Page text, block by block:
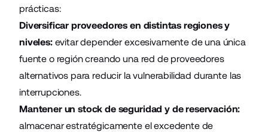
prácticas:
Diversificar proveedores en distintas regiones y
niveles:evitar depender excesivamente de una única
fuente o región creando una red de proveedores
alternativos para reducir la vulnerabilidad durante las
interrupciones.
Mantener un stock de seguridad y de reservación:
almacenar estratégicamente el excedente de